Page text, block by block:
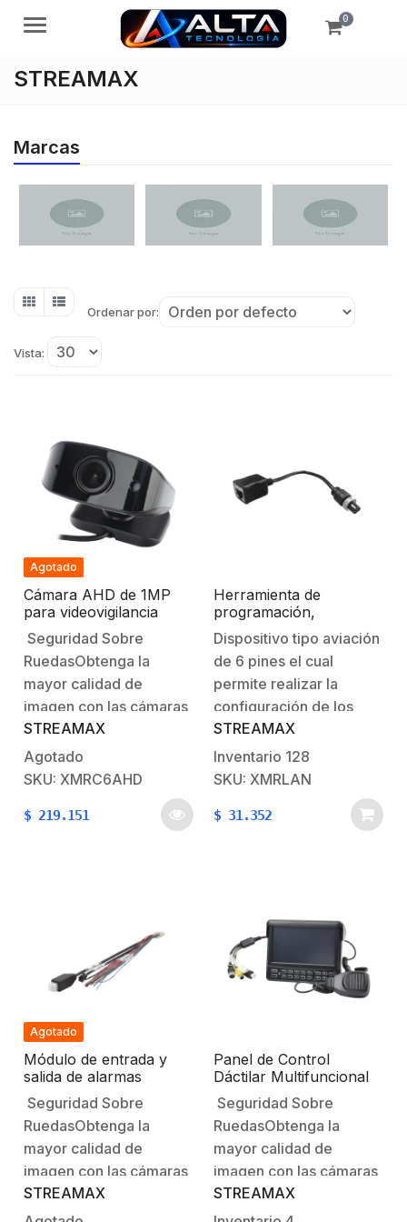
Menú 0
STREAMAX
Marcas
Ordenar por:
Vista:
Agotado
Cámara AHD de 1MP
para videovigilancia
móvil para Interior con
micrófono.
Seguridad Sobre
RuedasObtenga la
mayor calidad de
imagen con las cámaras
para soluciones de
videovigilancia móvil
XMR la cual ofrece
cámaras AHD con la
Progresivo. Iluminación
mínima 0.01 Lux Lente
micrófono
interconstruidoResolución
de 1MP…
STREAMAX
Agotado
SKU: XMRC6AHD
$ 219.151
Herramienta de
programación,
compatible con
dispositivos XMR401HD,
XMR401HDS,
XMR401SAHD,
XMR401AHD/V2,
XMR401AHDS/V2
Dispositivo tipo aviación
de 6 pines el cual
permite realizar la
configuración de los
dispositivos a través de
una red LAN por puerto
Ethernet.
STREAMAX
Inventario 128
SKU: XMRLAN
$ 31.352
Agotado
Módulo de entrada y
salida de alarmas
compatibles con serie
XMR401AHD,
XMR401AHDS,
XMR401AHD/V2,
XMR401AHDS/V2
Seguridad Sobre
RuedasObtenga la
mayor calidad de
imagen con las cámaras
para soluciones de
videovigilancia móvil
STREAMAX
Panel de Control
Dáctilar Multifuncional
con Monitor de 7″ /
Soporta Audio de Dos
Vías / Compatible con
DVR´s Móviles XMR
Epcom
Seguridad Sobre
RuedasObtenga la
mayor calidad de
imagen con las cámaras
para soluciones de
videovigilancia móvil
STREAMAX